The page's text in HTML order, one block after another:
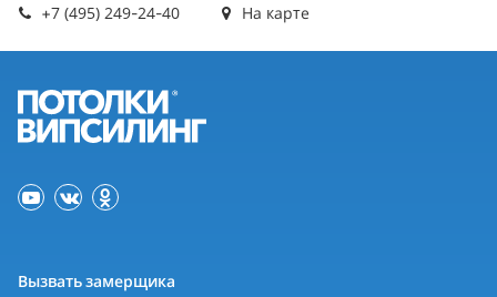
+7 (495) 249-24-40 На карте
Вызвать замерщика